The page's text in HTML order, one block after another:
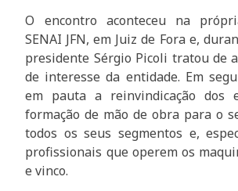
O encontro aconteceu na
SENAI JFN, em Juiz de Fora e,
presidente Sérgio Picoli tratou de
de interesse da entidade. Em
em pauta a reinvindicação dos
formação de mão de obra para o
todos os seus segmentos e,
profissionais que operem os
e vinco.